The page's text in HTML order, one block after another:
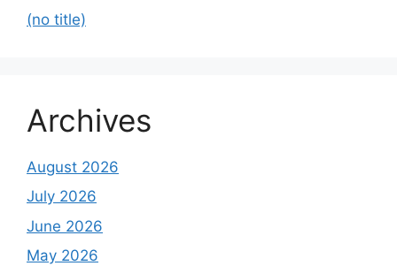
(no title)
Archives
August 2026
July 2026
June 2026
May 2026